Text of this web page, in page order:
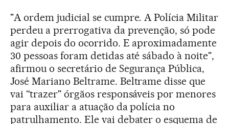
"A ordem judicial se cumpre. A Polícia Militar
perdeu a prerrogativa da prevenção, só pode
agir depois do ocorrido. E aproximadamente
30 pessoas foram detidas até sábado à noite",
afirmou o secretário de Segurança Pública,
José Mariano Beltrame. Beltrame disse que
vai “trazer" órgãos responsáveis por menores
para auxiliar a atuação da polícia no
patrulhamento. Ele vai debater o esquema de